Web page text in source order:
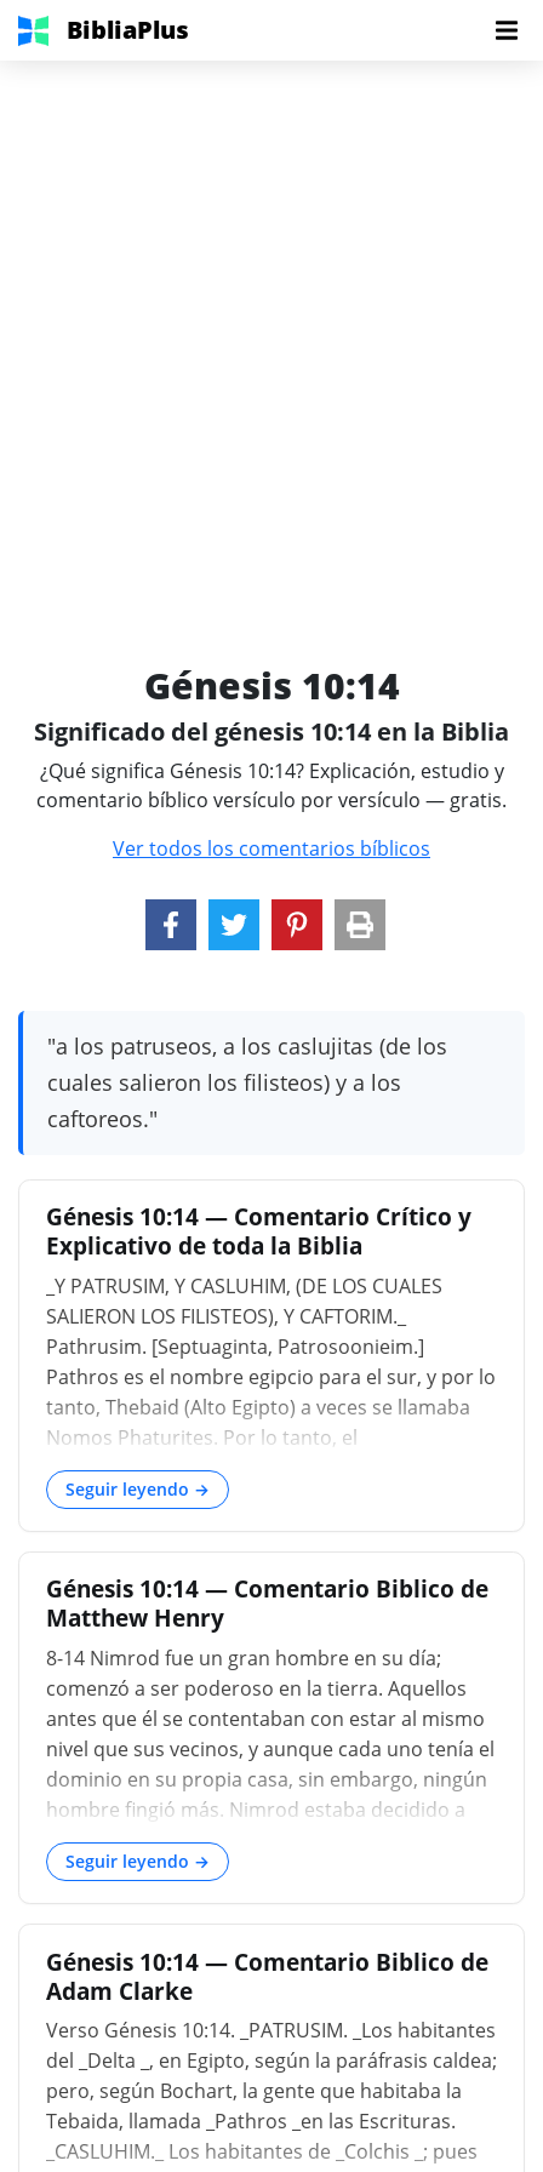
BibliaPlus
Génesis 10:14
Significado del génesis 10:14 en la Biblia
¿Qué significa Génesis 10:14? Explicación, estudio y
comentario bíblico versículo por versículo — gratis.
Ver todos los comentarios bíblicos
"a los patruseos, a los caslujitas (de los
cuales salieron los filisteos) y a los
caftoreos."
Génesis 10:14 — Comentario Crítico y
Explicativo de toda la Biblia
_Y PATRUSIM, Y CASLUHIM, (DE LOS CUALES
SALIERON LOS FILISTEOS), Y CAFTORIM._
Pathrusim. [Septuaginta, Patrosoonieim.]
Pathros es el nombre egipcio para el sur, y por lo
tanto, Thebaid (Alto Egipto) a veces se llamaba
Nomos Phaturites. Por lo tanto, el
Pathrusim significa el pueblo cuyo asentamiento
estaba en el Alto Egipto ( Isaías 11:11 ; Jeremias
44:1 ; Jeremias 44:15 ; Ezequiel 29:14 ; Ezequiel
30:14 ). CASLUHIM. [Septuaginta, Chasmoonieim.]
Bochart supone que la referencia es a los colcos,
quienes, aunque rem
Seguir leyendo →
Génesis 10:14 — Comentario Biblico de
Matthew Henry
8-14 Nimrod fue un gran hombre en su día;
comenzó a ser poderoso en la tierra. Aquellos
antes que él se contentaban con estar al mismo
nivel que sus vecinos, y aunque cada uno tenía el
dominio en su propia casa, sin embargo, ningún
hombre fingió más. Nimrod estaba decidido a
dominarlo sobre sus vecinos. El espíritu de los
gigantes antes del diluvio, que se convirtieron en
hombres poderosos y hombres de renombre,
Génesis 6:4, revivió en él. Nimrod fue un gran
cazador. La caza entonces era el método para
prevenir el aumento hiriente de las bestias
salvajes. Esto requirió un gran coraje y dirección,
y así dio una oportunidad para que Nimrod
comandara a otros, y gradualmente unió a
varios hombres a un líder. A partir de ese
comienzo, es probable que Nimrod comenzó a
Seguir leyendo →
Génesis 10:14 — Comentario Biblico de
Adam Clarke
Verso Génesis 10:14. _PATRUSIM. _Los habitantes
del _Delta _, en Egipto, según la paráfrasis caldea;
pero, según Bochart, la gente que habitaba la
Tebaida, llamada _Pathros _en las Escrituras.
_CASLUHIM._ Los habitantes de _Colchis _; pues